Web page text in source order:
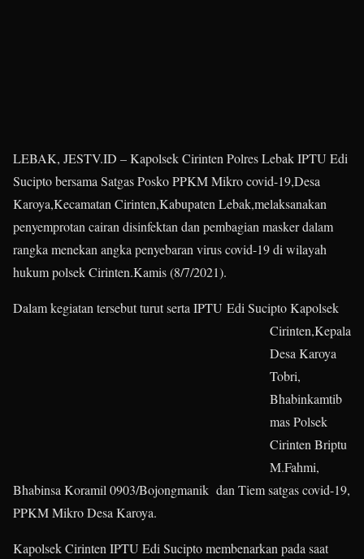
LEBAK, JESTV.ID – Kapolsek Cirinten Polres Lebak IPTU Edi
Sucipto bersama Satgas Posko PPKM Mikro covid-19,Desa
Karoya,Kecamatan Cirinten,Kabupaten Lebak,melaksanakan
penyemprotan cairan disinfektan dan pembagian masker dalam
rangka menekan angka penyebaran virus covid-19 di wilayah
hukum polsek Cirinten.Kamis (8/7/2021).
Dalam kegiatan tersebut turut serta IPTU Edi Sucipto Kapolsek
Cirinten,Kepala
Desa Karoya
Tobri,
Bhabinkamtib
mas Polsek
Cirinten Briptu
M.Fahmi,
Bhabinsa Koramil 0903/Bojongmanik dan Tiem satgas covid-19,
PPKM Mikro Desa Karoya.
Kapolsek Cirinten IPTU Edi Sucipto membenarkan pada saat